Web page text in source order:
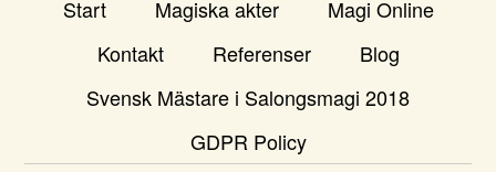
Start Magiska akter
Magi Online
Kontakt
Referenser
Blog
Svensk Mästare i Salongsmagi 2018
GDPR Policy